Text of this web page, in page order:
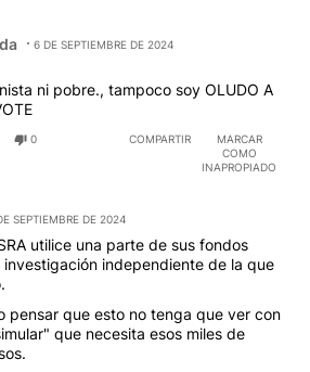
6 DE SEPTIEMBRE DE 2024
ni pobre., tampoco soy OLUDO A
0 COMPARTIR
MARCAR
COMO
INAPROPIADO
Solo.
SEPTIEMBRE DE 2024
utilice una parte de sus fondos
independiente de la que
pensar que esto no tenga que ver con
que necesita esos miles de